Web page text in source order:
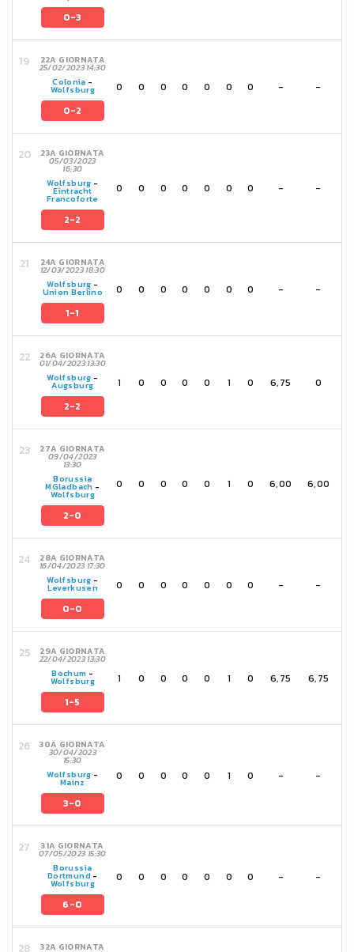
0-3
22A GIORNATA
25/02/2023 14:30
Colonia -
Wolfsburg
0-2
0 0 0 0 0 0 0 - -
23A GIORNATA
05/03/2023
16:30
Wolfsburg -
Eintracht
Francoforte
2-2
0 0 0 0 0 0 0 - -
24A GIORNATA
12/03/2023 18:30
Wolfsburg -
Union Berlino
1-1
0 0 0 0 0 0 0 - -
26A GIORNATA
01/04/2023 13:30
Wolfsburg -
Augsburg
2-2
1 0 0 0 0 1 0 6,75 0
27A GIORNATA
09/04/2023
13:30
Borussia
MGladbach -
Wolfsburg
2-0
0 0 0 0 0 1 0 6,00 6,00
28A GIORNATA
16/04/2023 17:30
Wolfsburg -
Leverkusen
0-0
0 0 0 0 0 0 0 - -
29A GIORNATA
22/04/2023 13:30
Bochum -
Wolfsburg
1-5
1 0 0 0 0 1 0 6,75 6,75
30A GIORNATA
30/04/2023
15:30
Wolfsburg -
Mainz
3-0
0 0 0 0 0 1 0 - -
31A GIORNATA
07/05/2023 15:30
Borussia
Dortmund-
Wolfsburg
6-0
0 0 0 0 0 0 0 - -
32A GIORNATA